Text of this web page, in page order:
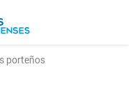
porteños